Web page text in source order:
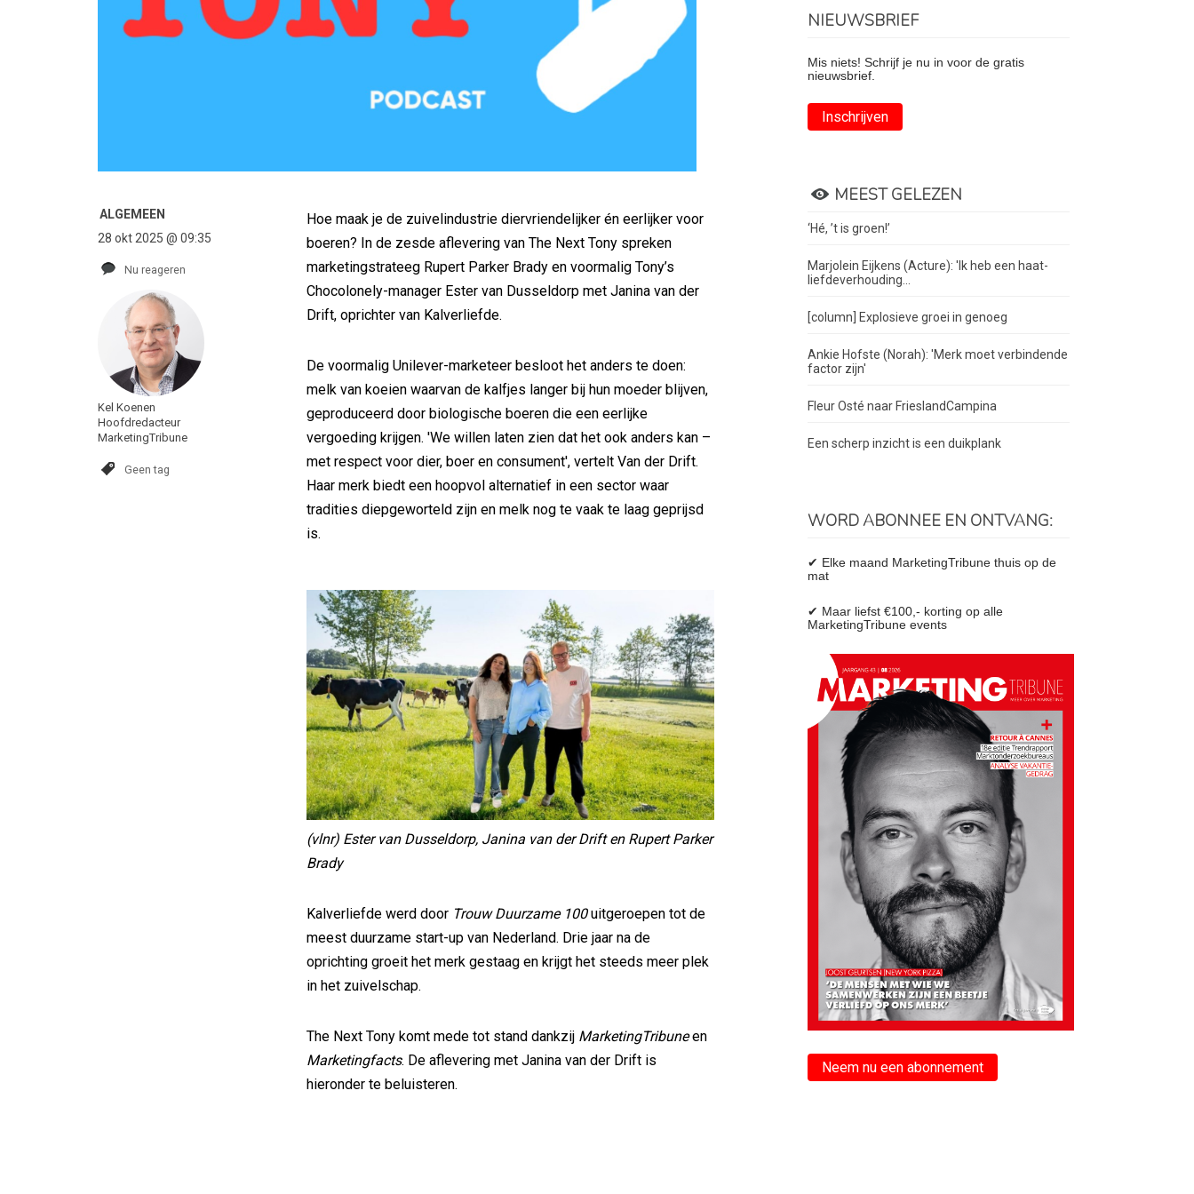
ALGEMEEN
28 okt 2025 @ 09:35
Nu reageren
Kel Koenen
Hoofdredacteur
MarketingTribune
Geen tag
Hoe maak je de zuivelindustrie diervriendelijker én eerlijker voor
boeren? In de zesde aflevering van The Next Tony spreken
marketingstrateeg Rupert Parker Brady en voormalig Tony’s
Chocolonely-manager Ester van Dusseldorp met Janina van der
Drift, oprichter van Kalverliefde.
De voormalig Unilever-marketeer besloot het anders te doen:
melk van koeien waarvan de kalfjes langer bij hun moeder blijven,
geproduceerd door biologische boeren die een eerlijke
vergoeding krijgen. 'We willen laten zien dat het ook anders kan –
met respect voor dier, boer en consument', vertelt Van der Drift.
Haar merk biedt een hoopvol alternatief in een sector waar
tradities diepgeworteld zijn en melk nog te vaak te laag geprijsd
is.
(vlnr) Ester van Dusseldorp, Janina van der Drift en Rupert Parker
Brady
Kalverliefde werd door Trouw Duurzame 100uitgeroepen tot de
meest duurzame start-up van Nederland. Drie jaar na de
oprichting groeit het merk gestaag en krijgt het steeds meer plek
in het zuivelschap.
The Next Tony komt mede tot stand dankzij MarketingTribuneen
Marketingfacts. De aflevering met Janina van der Drift is
hieronder te beluisteren.
NIEUWSBRIEF
Mis niets! Schrijf je nu in voor de gratis
nieuwsbrief.
Inschrijven
MEEST GELEZEN
‘Hé, ’t is groen!’
Marjolein Eijkens (Acture): 'Ik heb een haat-
liefdeverhouding...
[column] Explosieve groei in genoeg
Ankie Hofste (Norah): 'Merk moet verbindende
factor zijn'
Fleur Osté naar FrieslandCampina
Een scherp inzicht is een duikplank
WORD ABONNEE EN ONTVANG:
✔ Elke maand MarketingTribune thuis op de
mat
✔ Maar liefst €100,- korting op alle
MarketingTribune events
Neem nu een abonnement